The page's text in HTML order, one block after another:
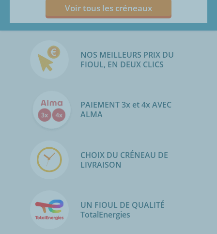
Voir tous les créneaux
NOS MEILLEURS PRIX DU
FIOUL, EN DEUX CLICS
PAIEMENT 3x et 4x AVEC
ALMA
CHOIX DU CRÉNEAU DE
LIVRAISON
UN FIOUL DE QUALITÉ
TotalEnergies